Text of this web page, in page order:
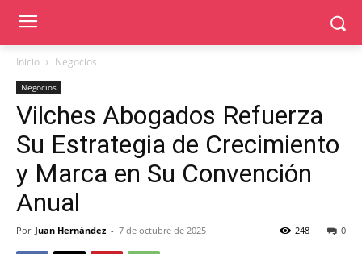
Inicio Negocios
Negocios
Vilches Abogados Refuerza
Su Estrategia de Crecimiento
y Marca en Su Convención
Anual
Por Juan Hernández - 7 de octubre de 2025 0
248